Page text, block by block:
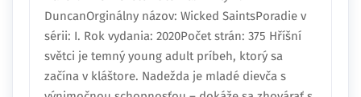
DuncanOrginálny názov: Wicked SaintsPoradie v
sérii: I. Rok vydania: 2020Počet strán: 375 Hříšní
světci je temný young adult príbeh, ktorý sa
začína v kláštore. Nadežda je mladé dievča s